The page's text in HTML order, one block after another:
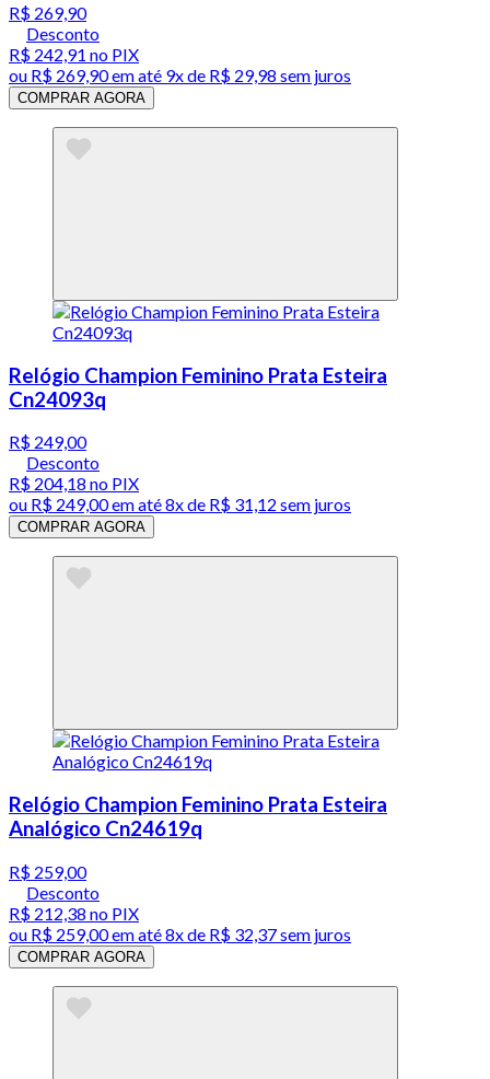
R$ 269,90
Desconto
R$ 242,91 no PIX
ou R$ 269,90em até 9x de R$ 29,98 sem juros
COMPRAR AGORA
Relógio Champion Feminino Prata Esteira
Cn24093q
R$ 249,00
Desconto
R$ 204,18 no PIX
ou R$ 249,00em até8x de R$ 31,12 sem juros
COMPRAR AGORA
Relógio Champion Feminino Prata Esteira
Analógico Cn24619q
R$ 259,00
Desconto
R$ 212,38 no PIX
ou R$ 259,00em até8x de R$ 32,37 sem juros
COMPRAR AGORA